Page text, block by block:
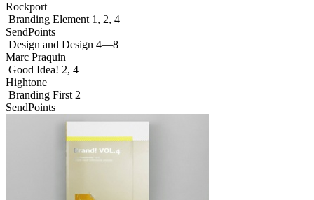
Rockport
Branding Element 1, 2, 4
SendPoints
Design and Design 4—8
Marc Praquin
Good Idea! 2, 4
Hightone
Branding First 2
SendPoints